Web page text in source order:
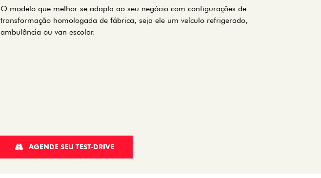
O modelo que melhor se adapta ao seu negócio com configurações de
transformação homologada de fábrica, seja ele um veículo refrigerado,
ambulância ou van escolar.
AGENDE SEU TEST-DRIVE